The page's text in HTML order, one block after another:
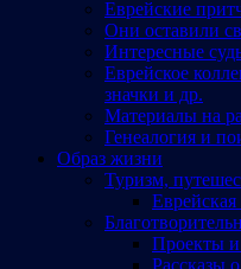
Еврейские
Они оставили
Интересные
Еврейское
значки и др.
Материалы на
Генеалогия и
Образ жизни
Туризм,
Еврейская
Проекты и
Рассказы